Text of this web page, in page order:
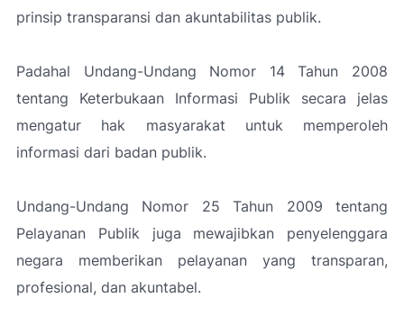
prinsip transparansi dan akuntabilitas publik.
Padahal Undang-Undang Nomor 14 Tahun 2008
tentang Keterbukaan Informasi Publik secara jelas
mengatur hak masyarakat untuk memperoleh
informasi dari badan publik.
Undang-Undang Nomor 25 Tahun 2009 tentang
Pelayanan Publik juga mewajibkan penyelenggara
negara memberikan pelayanan yang transparan,
profesional, dan akuntabel.